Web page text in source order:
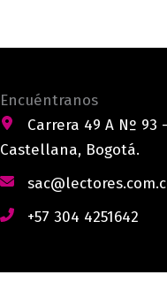
Encuéntranos
Carrera 49 A Nº 93
Castellana, Bogotá.
+57 304 4251642